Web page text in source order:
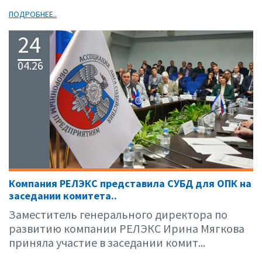
ПОДРОБНЕЕ..
24
04.26
Компания РЕЛЭКС представила СУБД для ОПК на
заседании комитета..
Заместитель генерального директора по
развитию компании РЕЛЭКС Ирина Мягкова
приняла участие в заседании комит...